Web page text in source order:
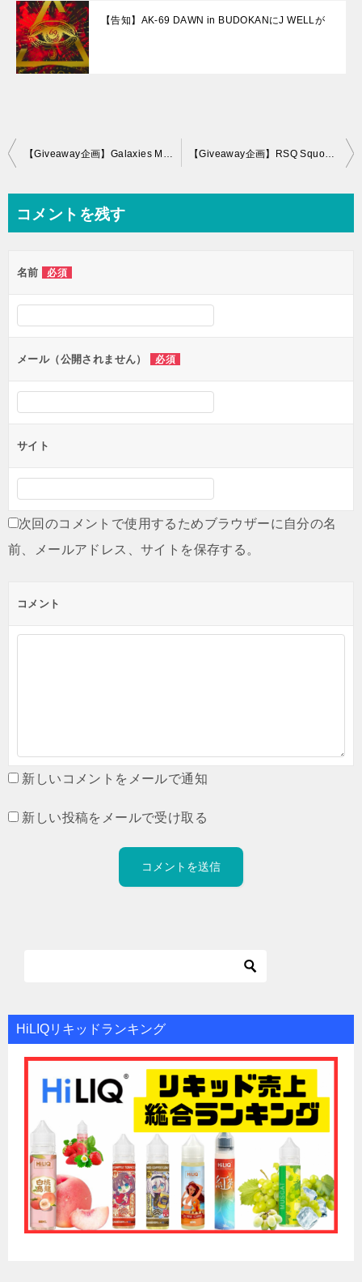
【告知】AK-69 DAWN in BUDOKANにJ WELLが
投
ビ
ー
シ
ョ
ン
コメントを残す
名前 必須
メール（公開されません） 必須
サイト
次回のコメントで使用するためブラウザーに自分の名
前、メールアドレス、サイトを保存する。
コメント
新しいコメントをメールで通知
新しい投稿をメールで受け取る
HiLIQリキッドランキング